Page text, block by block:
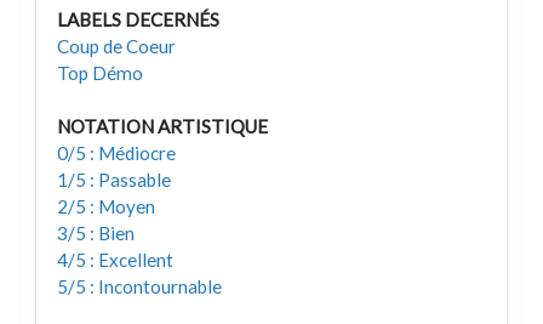
LABELS DECERNÉS
Coup de Coeur
Top Démo
NOTATION ARTISTIQUE
0/5 : Médiocre
1/5 : Passable
2/5 : Moyen
3/5 : Bien
4/5 : Excellent
5/5 : Incontournable